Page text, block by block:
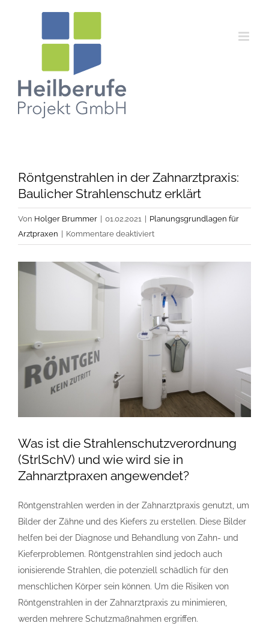
Röntgenstrahlen in der Zahnarztpraxis:
Baulicher Strahlenschutz erklärt
Von Holger Brummer 01.02.2021
Planungsgrundlagen für
Arztpraxen
Kommentare deaktiviertfür
in
der
Zahnarztpraxis:
Baulicher
Strahlenschutz
erklärt
Was ist die Strahlenschutzverordnung
(StrlSchV) und wie wird sie in
Zahnarztpraxen angewendet?
Röntgenstrahlen werden in der Zahnarztpraxis genutzt, um
Bilder der Zähne und des Kiefers zu erstellen. Diese Bilder
helfen bei der Diagnose und Behandlung von Zahn- und
Kieferproblemen. Röntgenstrahlen sind jedoch auch
ionisierende Strahlen, die potenziell schädlich für den
menschlichen Körper sein können. Um die Risiken von
Röntgenstrahlen in der Zahnarztpraxis zu minimieren,
werden mehrere Schutzmaßnahmen ergriffen.